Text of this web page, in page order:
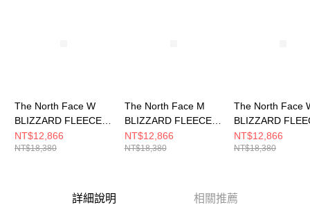
The North Face W
BLIZZARD FLEECE
GTX TRICLIMATE
JACKET 女 防水外套
NT$12,866
NT$18,380
The North Face M
BLIZZARD FLEECE
GTX TRICLIMATE
JACKET 男 防水外套
NT$12,866
NT$18,380
The North Face
BLIZZARD
GTX
JACKET 女 兩件
NT$12,866
NT$18,380
詳細說明 相關推薦